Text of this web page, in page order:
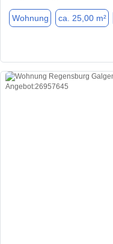
Wohnung ca. 25,00 m²